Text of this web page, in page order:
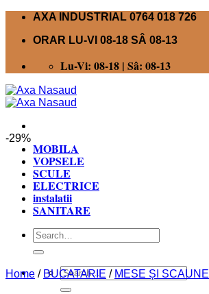
Skip
content
AXA INDUSTRIAL 0764 018 726
ORAR LU-VI 08-18 SÂ 08-13
Lu-Vi: 08-18 | Sâ: 08-13
MOBILA
VOPSELE
SCULE
ELECTRICE
instalatii
SANITARE
Search
for:
Search
for:
-29%
Home / BUCATARIE / MESE ȘI SCAUNE